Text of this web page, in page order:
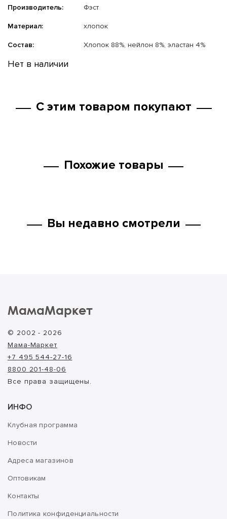
Производитель: Фэст
Материал: хлопок
Состав: Хлопок 88%, нейлон 8%, эластан 4%
Нет в наличии
С этим товаром покупают
Похожие товары
Вы недавно смотрели
МамаМаркет
© 2002 - 2026
Мама-Маркет
+7 495 544-27-16
8800 201-48-06
Все права защищены.
ИНФО
Клубная программа
Новости
Адреса магазинов
Оптовикам
Контакты
Политика конфиденциальности